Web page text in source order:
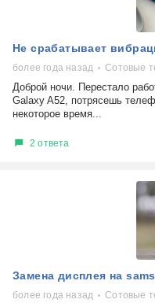
Не срабатывает
более года назад Сотовые
Доброй ночи. Перестало
Galaxy A52, потрясешь
некоторое время...
2 ответа
Замена дисплея на
более года назад Сотовые